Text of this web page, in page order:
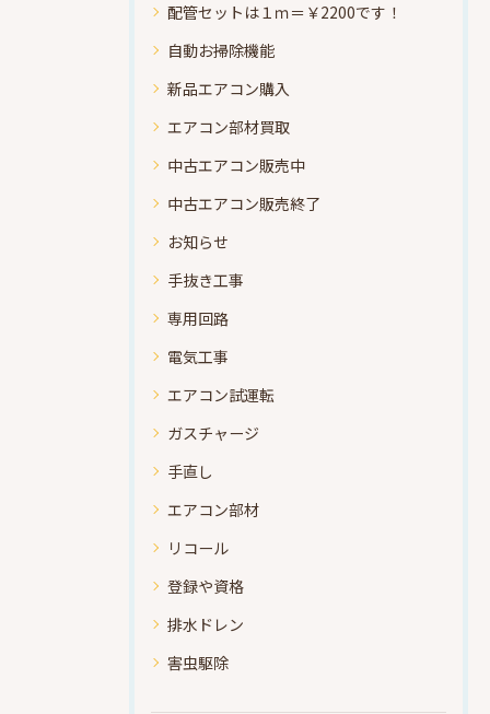
配管セットは１ｍ＝￥2200です！
自動お掃除機能
新品エアコン購入
エアコン部材買取
中古エアコン販売中
中古エアコン販売終了
お知らせ
手抜き工事
専用回路
電気工事
エアコン試運転
ガスチャージ
手直し
エアコン部材
リコール
登録や資格
排水ドレン
害虫駆除